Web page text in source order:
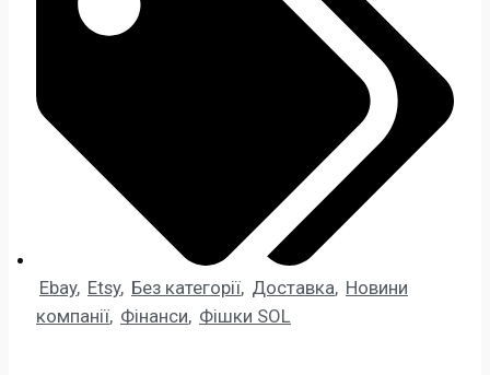
Ebay, Etsy, Без категорії, Доставка, Новини
компанії, Фінанси, Фішки SOL